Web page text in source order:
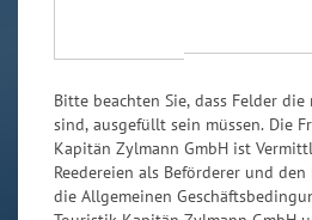
Bitte beachten Sie, dass Felder
sind, ausgefüllt sein müssen. Die
Kapitän Zylmann GmbH ist
Reedereien als Beförderer und den
die Allgemeinen